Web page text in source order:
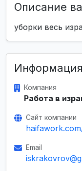
Описание
уборки весь
Компания
Работа в
Сайт компании
Email